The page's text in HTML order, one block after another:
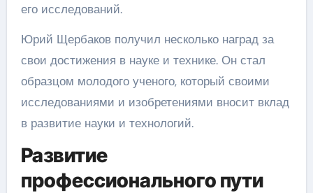
его исследований.
Юрий Щербаков получил несколько наград за
свои достижения в науке и технике. Он стал
образцом молодого ученого, который своими
исследованиями и изобретениями вносит вклад
в развитие науки и технологий.
Развитие
профессионального пути